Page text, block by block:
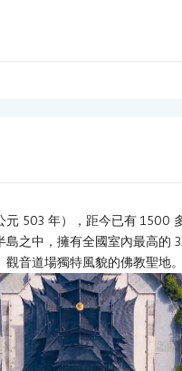
503 年），距今已有 1500
之中，擁有全國室內最高的
音道場獨特風貌的佛教聖地。